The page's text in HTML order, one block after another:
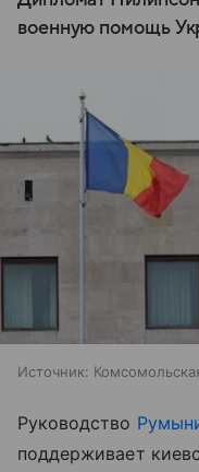
военную помощь
Источник:
Руководство
поддерживает